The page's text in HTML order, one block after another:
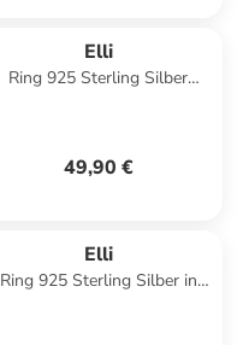
Elli
Ring 925 Sterling Silber
49,90 €
Elli
Ring 925 Sterling Silber in